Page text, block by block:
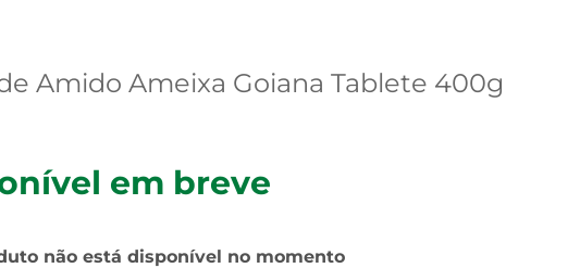
Amido Ameixa Goiana Tablete 400g
em breve
não está disponível no momento